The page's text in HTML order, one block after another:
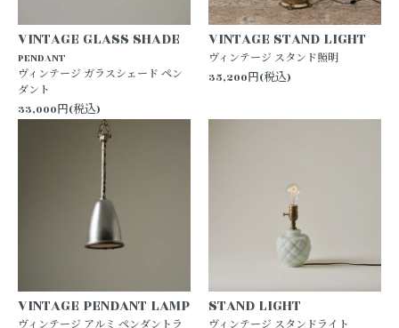
VINTAGE GLASS SHADE
PENDANT
ヴィンテージ ガラスシェード ペン
ダント
33,000円(税込)
VINTAGE STAND LIGHT
ヴィンテージ スタンド照明
35,200円(税込)
VINTAGE PENDANT LAMP
ヴィンテージ アルミ ペンダントラ
STAND LIGHT
ヴィンテージ スタンドライト